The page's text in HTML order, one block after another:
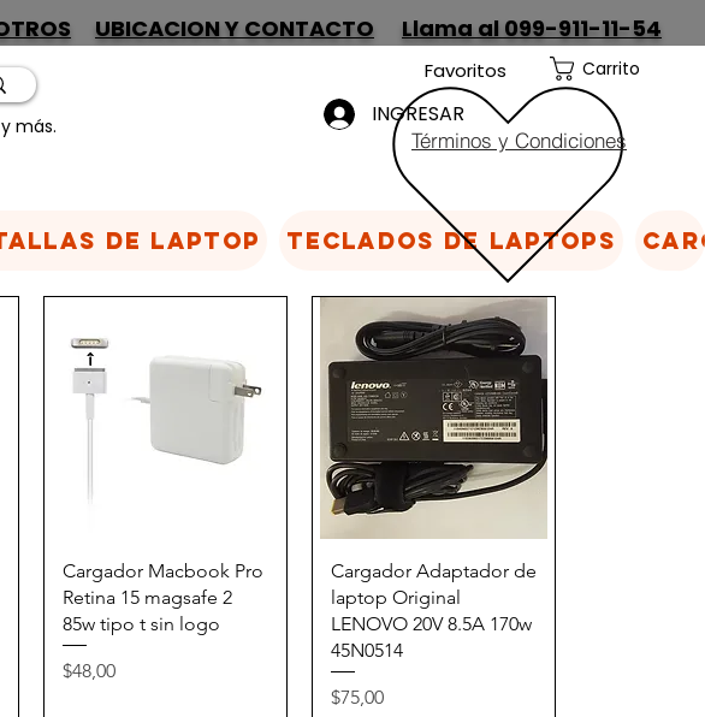
UBICACION Y CONTACTO Llama al 099-911-11-54
más.
Favoritos Carrito
Términos y Condiciones
INGRESAR
Vista rápida
Cargador Macbook Pro
Retina 15 magsafe 2
85w tipo t sin logo
Precio
$48,00
Vista rápida
Cargador Adaptador de
laptop Original
LENOVO 20V 8.5A 170w
45N0514
Precio
$75,00
de Laptop Teclados de laptops